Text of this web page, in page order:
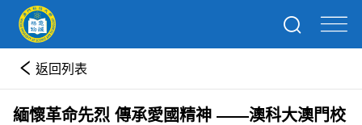
返回列表
緬懷革命先烈 傳承愛國精神 ——澳科大澳門校